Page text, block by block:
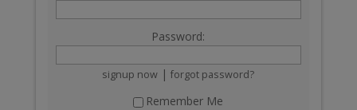
Password:
signup now |forgot password?
Remember Me